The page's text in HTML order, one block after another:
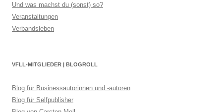
Und was machst du (sonst) so?
Veranstaltungen
Verbandsleben
VFLL-MITGLIEDER | BLOGROLL
Blog für Businessautorinnen und -autoren
Blog für Selfpublisher